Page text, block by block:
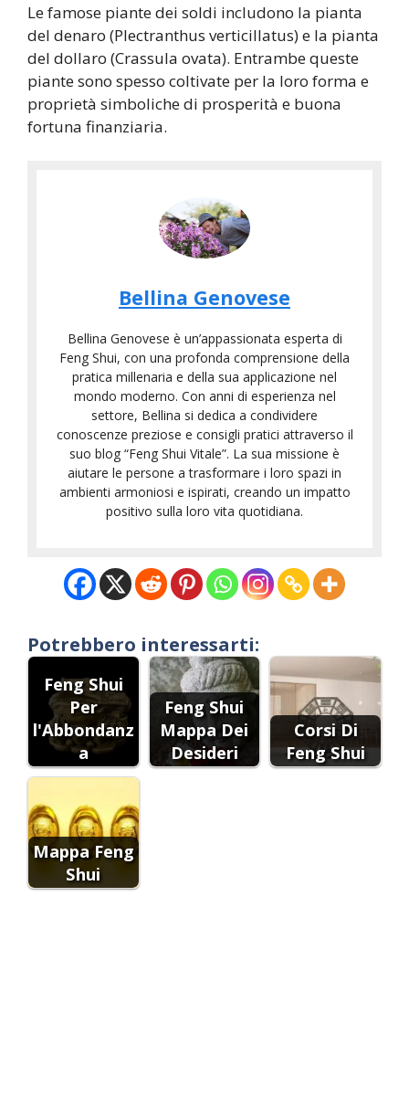
Le famose piante dei soldi includono la pianta
del denaro (Plectranthus verticillatus) e la pianta
del dollaro (Crassula ovata). Entrambe queste
piante sono spesso coltivate per la loro forma e
proprietà simboliche di prosperità e buona
fortuna finanziaria.
Bellina Genovese
Bellina Genovese è un’appassionata esperta di
Feng Shui, con una profonda comprensione della
pratica millenaria e della sua applicazione nel
mondo moderno. Con anni di esperienza nel
settore, Bellina si dedica a condividere
conoscenze preziose e consigli pratici attraverso il
suo blog “Feng Shui Vitale”. La sua missione è
aiutare le persone a trasformare i loro spazi in
ambienti armoniosi e ispirati, creando un impatto
positivo sulla loro vita quotidiana.
Potrebbero interessarti:
Feng Shui
Per
l'Abbondanz
a
Feng Shui
Mappa Dei
Desideri
Corsi Di
Feng Shui
Mappa Feng
Shui